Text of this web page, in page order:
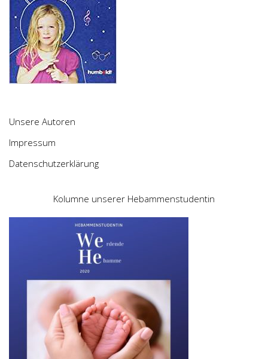
Unsere Autoren
Impressum
Datenschutzerklärung
Kolumne unserer Hebammenstudentin